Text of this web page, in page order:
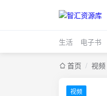
生活 电子书
首页 / 视频
视频